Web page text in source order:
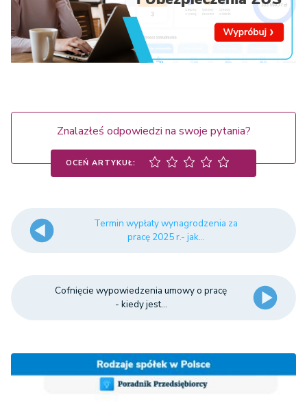
Znalazłeś odpowiedzi na swoje pytania?
OCEŃ ARTYKUŁ:
Termin wypłaty wynagrodzenia za
pracę 2025 r.- jak...
Cofnięcie wypowiedzenia umowy o pracę
- kiedy jest...